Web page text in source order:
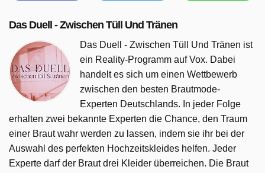
Das Duell - Zwischen Tüll Und Tränen
Das Duell - Zwischen Tüll Und Tränen ist
ein Reality-Programm auf Vox. Dabei
handelt es sich um einen Wettbewerb
zwischen den besten Brautmode-
Experten Deutschlands. In jeder Folge
erhalten zwei bekannte Experten die Chance, den Traum
einer Braut wahr werden zu lassen, indem sie ihr bei der
Auswahl des perfekten Hochzeitskleides helfen. Jeder
Experte darf der Braut drei Kleider überreichen. Die Braut